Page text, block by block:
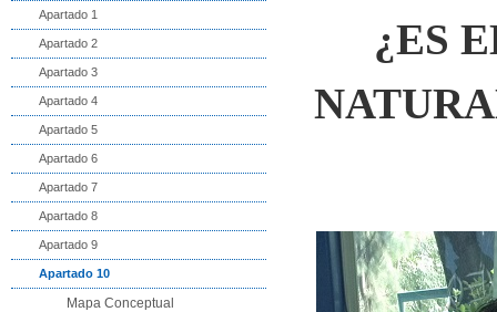
Apartado 1
Apartado 2
Apartado 3
Apartado 4
Apartado 5
Apartado 6
Apartado 7
Apartado 8
Apartado 9
Apartado 10
Mapa Conceptual
¿ES